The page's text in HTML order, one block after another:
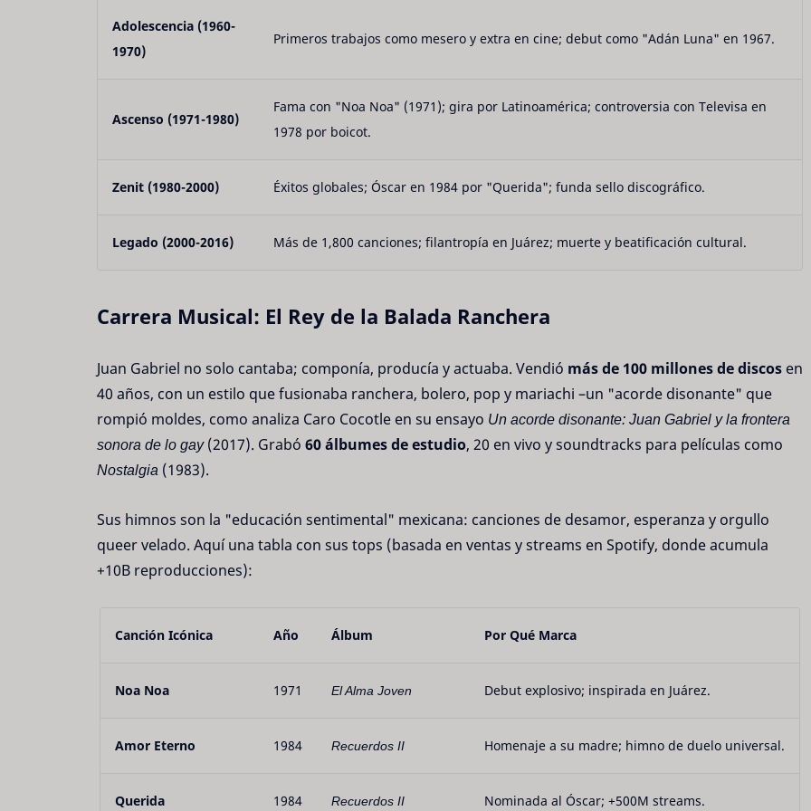
Adolescencia (1960-
1970)
Primeros trabajos como mesero y extra en cine; debut como "Adán Luna" en 1967.
Ascenso (1971-1980)
Fama con "Noa Noa" (1971); gira por Latinoamérica; controversia con Televisa en
1978 por boicot.
Zenit (1980-2000) Éxitos globales; Óscar en 1984 por "Querida"; funda sello discográfico.
Legado (2000-2016) Más de 1,800 canciones; filantropía en Juárez; muerte y beatificación cultural.
Carrera Musical: El Rey de la Balada Ranchera
Juan Gabriel no solo cantaba; componía, producía y actuaba. Vendió más de 100 millones de discos en
40 años, con un estilo que fusionaba ranchera, bolero, pop y mariachi –un "acorde disonante" que
rompió moldes, como analiza Caro Cocotle en su ensayo Un acorde disonante: Juan Gabriel y la frontera
sonora de lo gay(2017). Grabó 60 álbumes de estudio, 20 en vivo y soundtracks para películas como
Nostalgia (1983).
Sus himnos son la "educación sentimental" mexicana: canciones de desamor, esperanza y orgullo
queer velado. Aquí una tabla con sus tops (basada en ventas y streams en Spotify, donde acumula
+10B reproducciones):
Canción Icónica Año Álbum Por Qué Marca
Noa Noa 1971 El Alma Joven Debut explosivo; inspirada en Juárez.
Amor Eterno 1984 Recuerdos II Homenaje a su madre; himno de duelo universal.
Querida 1984 Recuerdos II Nominada al Óscar; +500M streams.